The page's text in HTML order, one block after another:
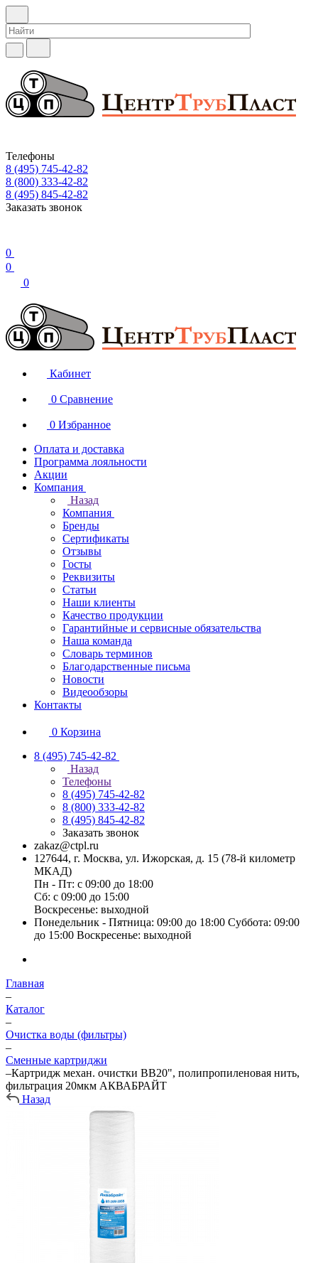
Телефоны
8 (495) 745-42-82
8 (800) 333-42-82
8 (495) 845-42-82
Заказать звонок
0
0
0
Кабинет
0 Сравнение
0 Избранное
Оплата и доставка
Программа лояльности
Акции
Компания
Назад
Компания
Бренды
Сертификаты
Отзывы
Госты
Реквизиты
Статьи
Наши клиенты
Качество продукции
Гарантийные и сервисные обязательства
Наша команда
Словарь терминов
Благодарственные письма
Новости
Видеообзоры
Контакты
0 Корзина
8 (495) 745-42-82
Назад
Телефоны
8 (495) 745-42-82
8 (800) 333-42-82
8 (495) 845-42-82
Заказать звонок
zakaz@ctpl.ru
127644, г. Москва, ул. Ижорская, д. 15 (78-й километр
МКАД)
Пн - Пт: с 09:00 до 18:00
Сб: с 09:00 до 15:00
Воскресенье: выходной
Понедельник - Пятница: 09:00 до 18:00 Суббота: 09:00
до 15:00 Воскресенье: выходной
Главная
–
Каталог
–
Очистка воды (фильтры)
–
Сменные картриджи
–Картридж механ. очистки BB20", полипропиленовая нить,
фильтрация 20мкм АКВАБРАЙТ
Назад